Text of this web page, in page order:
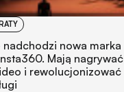
nowa marka
Mają nagrywać
i rewolucjonizować